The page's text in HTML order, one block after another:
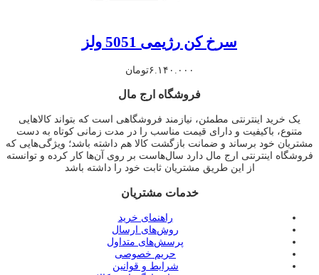
سرخ کن رژیمی 5051 ولز
۶.۱۴۰.۰۰۰تومان
فروشگاه ارج مال
یک خرید اینترنتی مطمئن، نیازمند فروشگاهی است که بتواند کالاهایی
متنوع، باکیفیت و دارای قیمت مناسب را در مدت زمانی کوتاه به دست
مشتریان خود برساند و ضمانت بازگشت کالا هم داشته باشد؛ ویژگی‌هایی که
فروشگاه اینترنتی ارج مال دارد سال‌هاست بر روی آن‌ها کار کرده و توانسته
از این طریق مشتریان ثابت خود را داشته باشد
خدمات مشتریان
راهنمای خرید
روش‌های ارسال
پرسش‌های متداول
حریم خصوصی
شرایط و قوانین